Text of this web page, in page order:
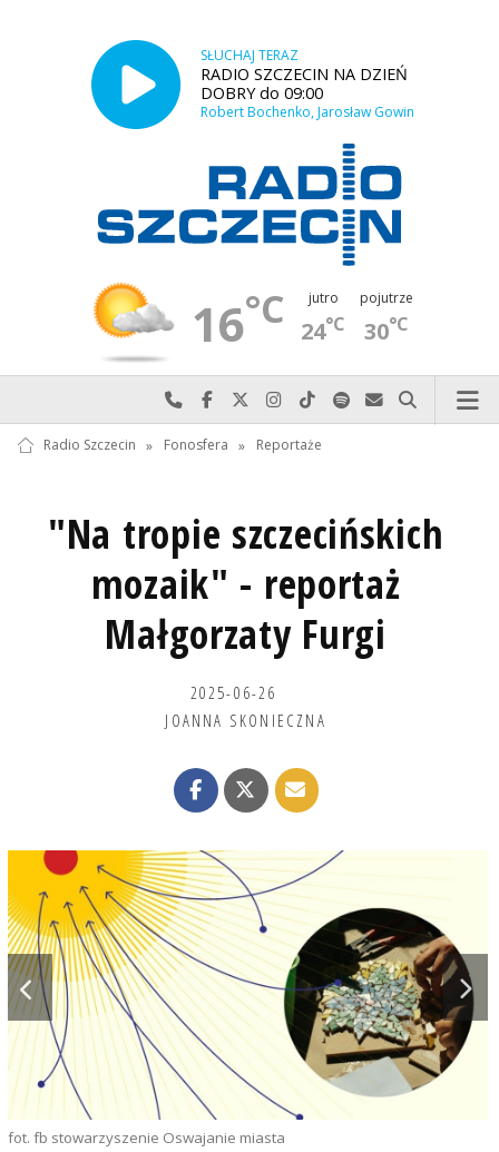
SŁUCHAJ TERAZ
RADIO SZCZECIN NA DZIEŃ
DOBRY do 09:00
Robert Bochenko, Jarosław Gowin
16°C jutro
24°C
pojutrze
30°C
Najlepiej po prostu do nas zadzwoń
Odwiedź nas na Facebook-u
Odwiedź nas na X
Odwiedź nas na Instagram-ie
Odwiedź nas na TikTok-u
Szukaj nas na Spotify
Wyślij do nas
Szukaj
Radio Szczecin » Fonosfera » Reportaże
"Na tropie szczecińskich
mozaik" - reportaż
Małgorzaty Furgi
2025-06-26
JOANNA SKONIECZNA
fot. fb stowarzyszenie Oswajanie miasta